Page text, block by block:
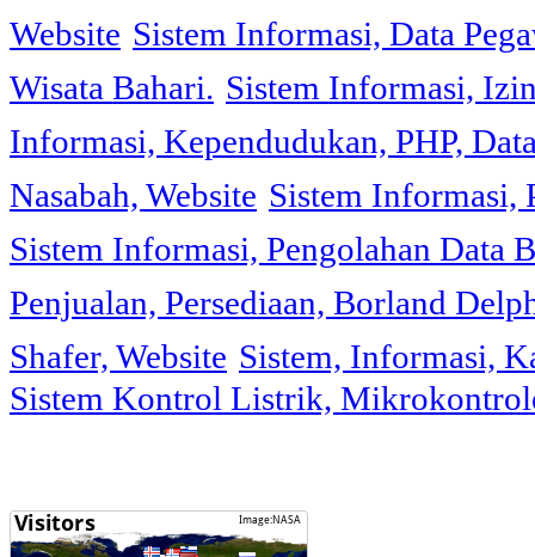
Website Sistem Informasi, Data
Wisata Bahari. Sistem Informasi,
Informasi, Kependudukan, PHP,
Nasabah, Website Sistem Informasi,
Sistem Informasi, Pengolahan Data
Penjualan, Persediaan, Borland
Shafer, Website Sistem, Informasi,
Sistem Kontrol Listrik,